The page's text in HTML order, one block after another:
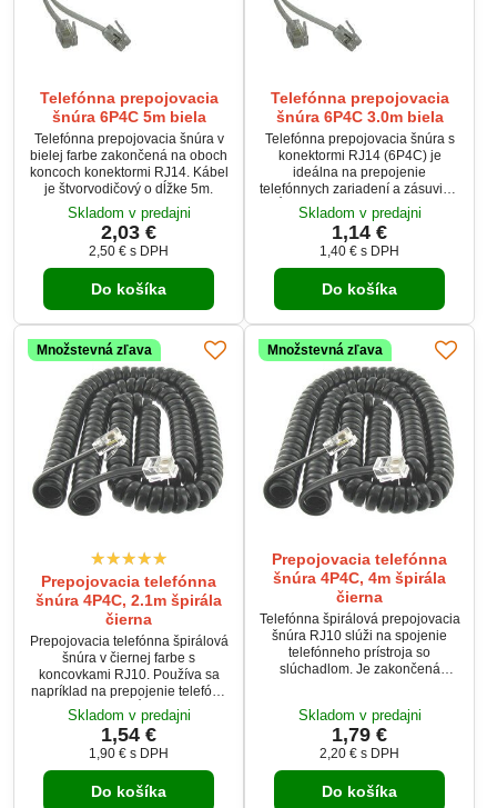
Telefónna prepojovacia
šnúra 6P4C 5m biela
Telefónna prepojovacia šnúra v
bielej farbe zakončená na oboch
koncoch konektormi RJ14. Kábel
je štvorvodičový o dĺžke 5m.
Skladom v predajni
2,03 €
2,50 € s DPH
Do košíka
Telefónna prepojovacia
šnúra 6P4C 3.0m biela
Telefónna prepojovacia šnúra s
konektormi RJ14 (6P4C) je
ideálna na prepojenie
telefónnych zariadení a zásuviek.
Dĺžka kábla 3 metre umožňuje
flexibilné umiestnenie zariadení.
Štvorvodičové prevedenie
zabezpečuje spoľahlivý prenos
signálu. Biele vyhotovenie
pôsobí nenápadne a esteticky v
Skladom v predajni
1,14 €
1,40 € s DPH
Do košíka
Množstevná zľava
Prepojovacia telefónna
šnúra 4P4C, 2.1m špirála
čierna
Prepojovacia telefónna špirálová
šnúra v čiernej farbe s
koncovkami RJ10. Používa sa
napríklad na prepojenie telefónu
so slúchadlom. Dĺžka telefónnej
šnúry je po natiahnutí maximálne
2.1m
Skladom v predajni
1,54 €
1,90 € s DPH
Do košíka
Množstevná zľava
Prepojovacia telefónna
šnúra 4P4C, 4m špirála
čierna
Telefónna špirálová prepojovacia
šnúra RJ10 slúži na spojenie
telefónneho prístroja so
slúchadlom. Je zakončená
Vďaka špirálovému prevedeniu
umožňuje natiahnutie až do 4 m
bez zbytočného prebytku kábla.
Skladom v predajni
1,79 €
2,20 € s DPH
Do košíka